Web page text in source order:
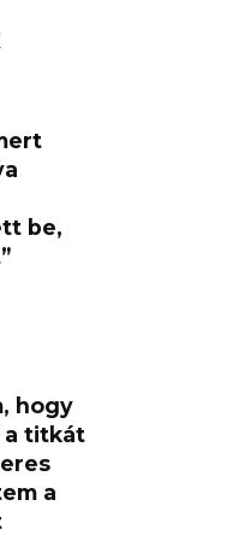
be,
hogy
a titkát
a